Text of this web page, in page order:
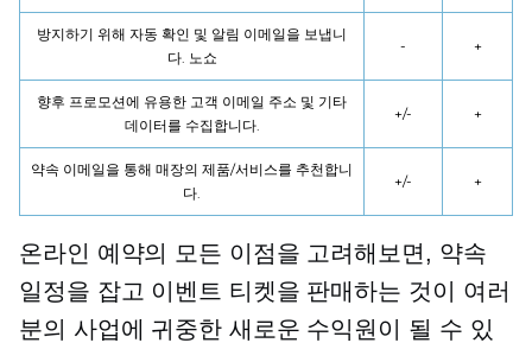
방지하기 위해 자동 확인 및 알림 이메일을 보냅니
다. 노쇼
- +
향후 프로모션에 유용한 고객 이메일 주소 및 기타
데이터를 수집합니다.
+/- +
약속 이메일을 통해 매장의 제품/서비스를 추천합니
다.
+/- +
온라인 예약의 모든 이점을 고려해보면, 약속
일정을 잡고 이벤트 티켓을 판매하는 것이 여러
분의 사업에 귀중한 새로운 수익원이 될 수 있